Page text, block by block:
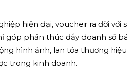
hiện đại, voucher ra đời với
góp phần thúc đẩy doanh số
hình ảnh, lan tỏa thương
trong kinh doanh.